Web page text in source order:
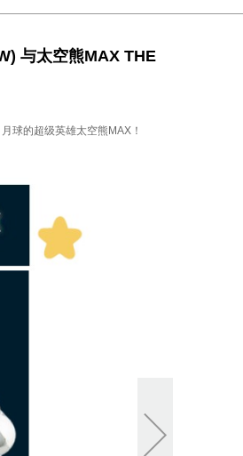
与太空熊MAX THE
球的超级英雄太空熊MAX！